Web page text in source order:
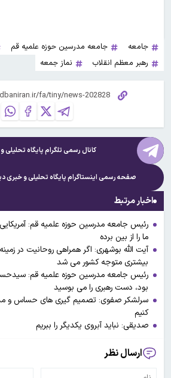
جامعه جامعه مدرسین حوزه علمیه قم
رهبر معظم انقلاب
نماز جمعه
کانال رسمی تلگرام پایگاه
صفحه رسمی اینستاگرام پایگاه تحلیلی و خبری
اخبار مرتبط
رئیس جامعه مدرسین حوزه علمیه قم:
ما را از بین برده
آیت الله بوشهری: اگر همراهی روحانیت در
بیشتری متوجه کشور می شد
رئیس جامعه مدرسین حوزه علمیه قم:
بود، دست رهبری را می بوسید
سرلشکر صفوی: تصمیم گیری های حساس و
کنیم
صدیقی: نباید آبروی یکدیگر را ببریم
ارسال نظر